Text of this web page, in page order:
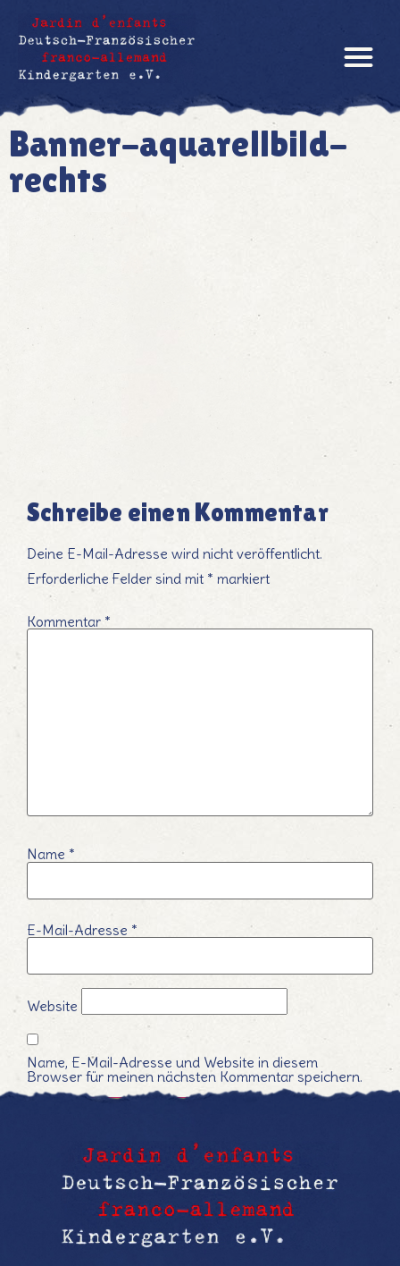
Banner-aquarellbild-
rechts
Schreibe einen Kommentar
Deine E-Mail-Adresse wird nicht veröffentlicht.
Erforderliche Felder sind mit * markiert
Kommentar *
Name *
E-Mail-Adresse *
Website
Name, E-Mail-Adresse und Website in diesem
Browser für meinen nächsten Kommentar speichern.